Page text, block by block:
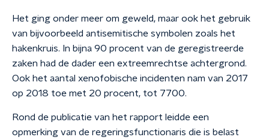
Het ging onder meer om geweld, maar ook het gebruik
van bijvoorbeeld antisemitische symbolen zoals het
hakenkruis. In bijna 90 procent van de geregistreerde
zaken had de dader een extreemrechtse achtergrond.
Ook het aantal xenofobische incidenten nam van 2017
op 2018 toe met 20 procent, tot 7700.
Rond de publicatie van het rapport leidde een
opmerking van de regeringsfunctionaris die is belast